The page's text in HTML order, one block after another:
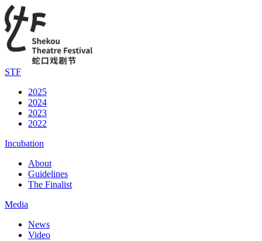
STF
2025
2024
2023
2022
Incubation
About
Guidelines
The Finalist
Media
News
Video